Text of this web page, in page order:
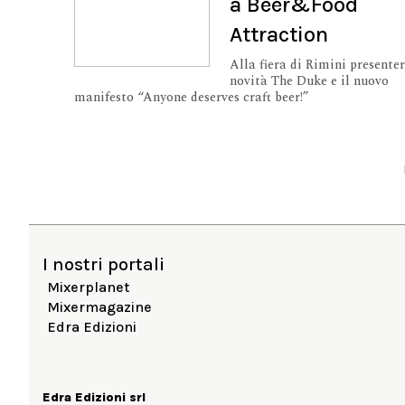
Attraction
Alla fiera di Rimini
novità The Duke e il nuovo
manifesto “Anyone deserves craft beer!”
I nostri portali
Mixerplanet
Mixermagazine
Edra Edizioni
Edra Edizioni srl